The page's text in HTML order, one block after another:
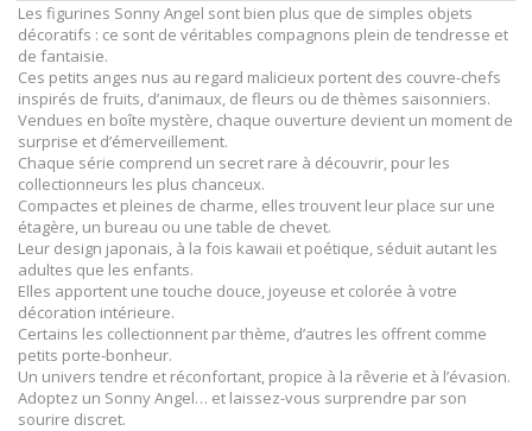
Les figurines Sonny Angel sont bien plus que de simples objets
décoratifs : ce sont de véritables compagnons plein de tendresse et
de fantaisie.
Ces petits anges nus au regard malicieux portent des couvre-chefs
inspirés de fruits, d’animaux, de fleurs ou de thèmes saisonniers.
Vendues en boîte mystère, chaque ouverture devient un moment de
surprise et d’émerveillement.
Chaque série comprend un secret rare à découvrir, pour les
collectionneurs les plus chanceux.
Compactes et pleines de charme, elles trouvent leur place sur une
étagère, un bureau ou une table de chevet.
Leur design japonais, à la fois kawaii et poétique, séduit autant les
adultes que les enfants.
Elles apportent une touche douce, joyeuse et colorée à votre
décoration intérieure.
Certains les collectionnent par thème, d’autres les offrent comme
petits porte-bonheur.
Un univers tendre et réconfortant, propice à la rêverie et à l’évasion.
Adoptez un Sonny Angel… et laissez-vous surprendre par son
sourire discret.